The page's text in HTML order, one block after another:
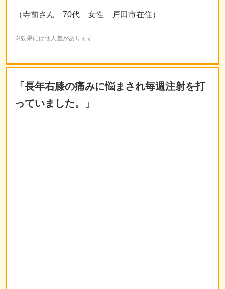
（寺前さん 70代 女性 戸田市在住）
※効果には個人差があります
「長年右膝の痛みに悩まされ毎週注射を打
っていました。」